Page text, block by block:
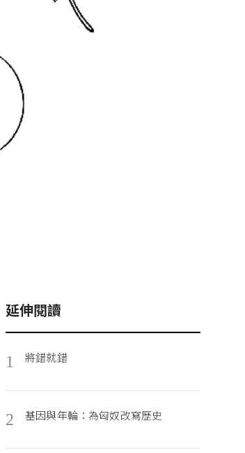
延伸閱讀
1 將錯就錯
2 基因與年輪：為匈奴改寫歷史